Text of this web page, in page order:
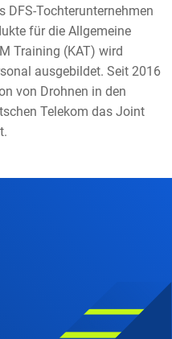
DFS-Tochterunternehmen
für die Allgemeine
Training (KAT) wird
ausgebildet. Seit 2016
von Drohnen in den
Telekom das Joint